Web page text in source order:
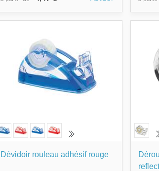
Dévidoir rouleau adhésif rouge